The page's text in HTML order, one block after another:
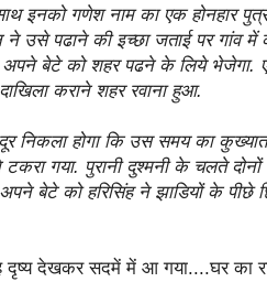
इनको गणेश नाम का एक होनहार
ने उसे पढाने की इच्छा जताई पर गांव
अपने बेटे को शहर पढने के लिये
कराने शहर रवाना हुआ.
दूर निकला होगा कि उस समय का
टकरा गया. पुरानी दुश्मनी के चलते
बेटे को हरिसिंह ने झाडियों के पीछे
दृष्य देखकर सदमें में आ गया....घर का